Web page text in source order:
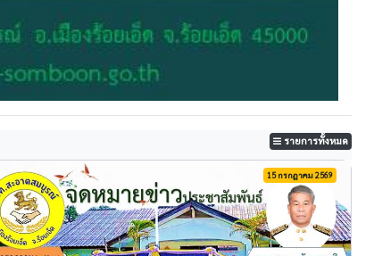
รายการทั้งหมด
15 กรกฎาคม 2569